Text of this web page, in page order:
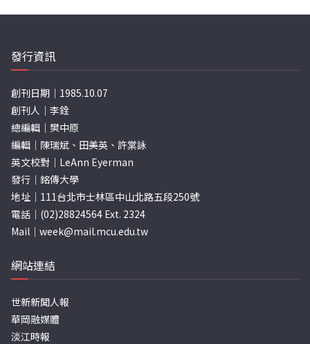
發行資訊
創刊日期｜1985.10.07
創刊人｜李銓
總編輯｜樊中原
編輯｜陳瑞斌、田美英、許棠詠
英文校對｜LeAnn Eyerman
發行｜銘傳大學
地址｜111台北市士林區中山北路五段250號
電話｜(02)28824564 Ext. 2324
Mail｜ week@mail.mcu.edu.tw
網站連結
世新新聞人報
華岡融媒體
淡江時報